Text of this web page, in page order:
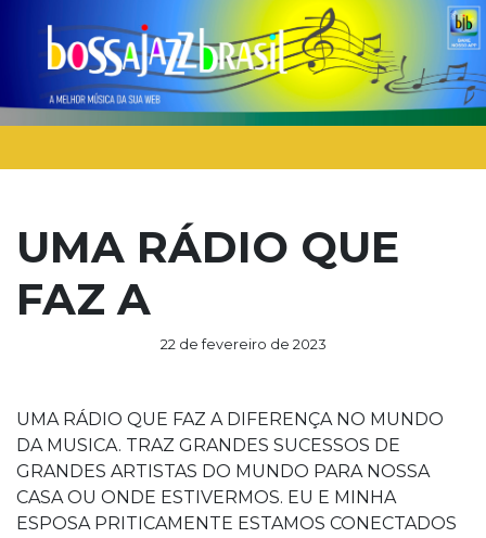
UMA RÁDIO QUE
FAZ A
22 de fevereiro de 2023
UMA RÁDIO QUE FAZ A DIFERENÇA NO MUNDO
DA MUSICA. TRAZ GRANDES SUCESSOS DE
GRANDES ARTISTAS DO MUNDO PARA NOSSA
CASA OU ONDE ESTIVERMOS. EU E MINHA
ESPOSA PRITICAMENTE ESTAMOS CONECTADOS